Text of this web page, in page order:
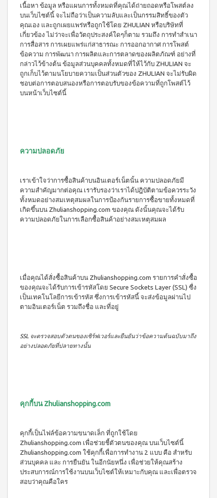
เนื้อหา ข้อมูล หรือแผนการทั้งหมดที่คุณได้ถ่ายถอดหรือโพสต์ลง
บนเว็บไซต์นี้ จะไม่ถือว่าเป็นความลับและเป็นกรรมสิทธิ์ของตัว
คุณเอง และถูกเผยแพร่หรือถูกใช้โดย ZHULIAN หรือบริษัทที่
เกี่ยวข้อง ไม่ว่าจะเพื่อวัตถุประสงค์ใดๆก็ตาม รวมถึง การทำสำเนา
การสื่อสาร การเผยแพร่แก่สาธารณะ การออกอากาศ การโพสต์
ข้อความ การพัฒนา การผลิตและการตลาดของผลิตภัณฑ์ อย่างที่
กล่าวไว้ข้างต้น ข้อมูลส่วนบุคคลทั้งหมดที่ให้ไว้กับ ZHULIAN จะ
ถูกเก็บไว้ตามนโยบายความเป็นส่วนตัวของ ZHULIAN จะไม่รับผิด
ชอบต่อการตอบสนองหรือการตอบรับของข้อความที่ถูกโพสต์ไว้
บนหน้าเว็บไซต์นี้
ความปลอดภัย
เราเข้าใจว่าการซื้อสินค้าบนอินเตอร์เน็ตนั้น ความปลอดภัยมี
ความสำคัญมากต่อคุณ เรารับรองว่าเราได้ปฎิบัติตามข้อควรระวัง
ทั้งหมดอย่างสมเหตุสมผลในการป้องกันรายการซื้อขายทั้งหมดที่
เกิดขึ้นบน Zhulianshopping.com ของคุณ ดังนั้นคุณจะได้รับ
ความปลอดภัยในการเลือกซื้อสินค้าอย่างสมเหตุสมผล
เมื่อคุณได้สั่งซื้อสินค้าบน Zhulianshopping.com รายการคำสั่งซื้อ
ของคุณจะได้รับการเข้ารหัสโดย Secure Sockets Layer (SSL) ซื่ง
เป็นเทคโนโลยีการเข้ารหัส ซึ่งการเข้ารหัสนี้ จะส่งข้อมูลผ่านไป
ตามอินเตอร์เน็ต รวมถึงชื่อ และที่อยู่
SSL จะตรวจสอบตัวตนของเซิร์ฟเวอร์และยืนยันว่าข้อความต้นฉบับมาถึง
อย่างปลอดภัยที่ปลายทางนั้น
คุกกี้บนZhulianshopping.com
คุกกี้เป็นไฟล์ข้อความขนาดเล็ก ที่ถูกใช้โดย
Zhulianshopping.com เพื่อช่วยชี้ตัวตนของคุณ บนเว็บไซต์นี้
Zhulianshopping.com ใช้คุกกี้เพื่อการทำงาน 2 แบบ คือ สำหรับ
ส่วนบุคคล และ การยืนยัน ในอีกนัยหนึ่ง เพื่อช่วยให้คุณสร้าง
ประสบการณ์การใช้งานบนเว็บไซต์ให้เหมาะกับคุณ และเพื่อตรวจ
สอบว่าคุณคือใคร